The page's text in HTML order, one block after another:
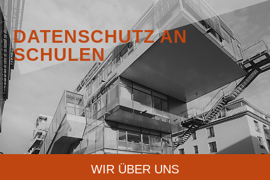
DATENSCHUTZ AN
SCHULEN
WIR ÜBER UNS